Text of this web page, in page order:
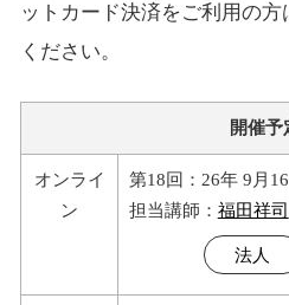
ットカード決済をご利用の
ください。
開催予
オンライ
ン
第18回：26年 9月16
担当講師： 福田祥司
法人